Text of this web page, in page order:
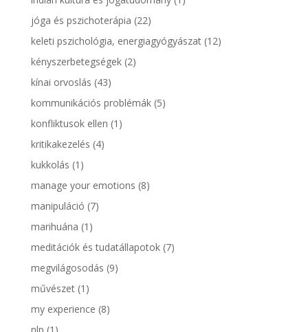
jóga és pszichoterápia (22)
keleti pszichológia, energiagyógyászat(12)
kényszerbetegségek(2)
kínai orvoslás (43)
kommunikációs problémák(5)
konfliktusok ellen (1)
kritikakezelés (4)
kukkolás (1)
manage your emotions (8)
manipuláció (7)
marihuána (1)
meditációk és tudatállapotok(7)
megvilágosodás (9)
művészet(1)
my experience (8)